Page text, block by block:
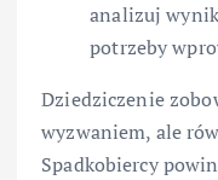
analizuj
potrzeby
Dziedziczenie
wyzwaniem, ale
Spadkobiercy